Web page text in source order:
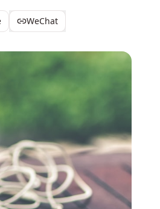
WeChat